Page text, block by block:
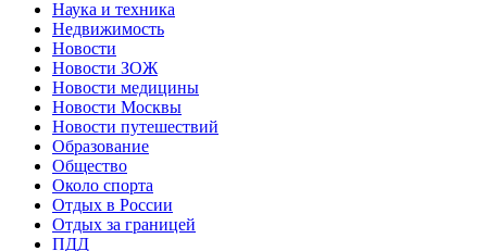
Наука и техника
Недвижимость
Новости
Новости ЗОЖ
Новости медицины
Новости Москвы
Новости путешествий
Образование
Общество
Около спорта
Отдых в России
Отдых за границей
ПДД